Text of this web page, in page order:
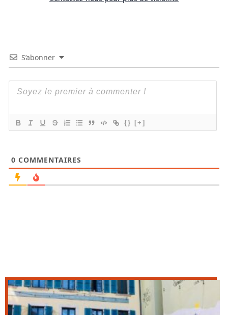
S’abonner
{} [+]
0 COMMENTAIRES